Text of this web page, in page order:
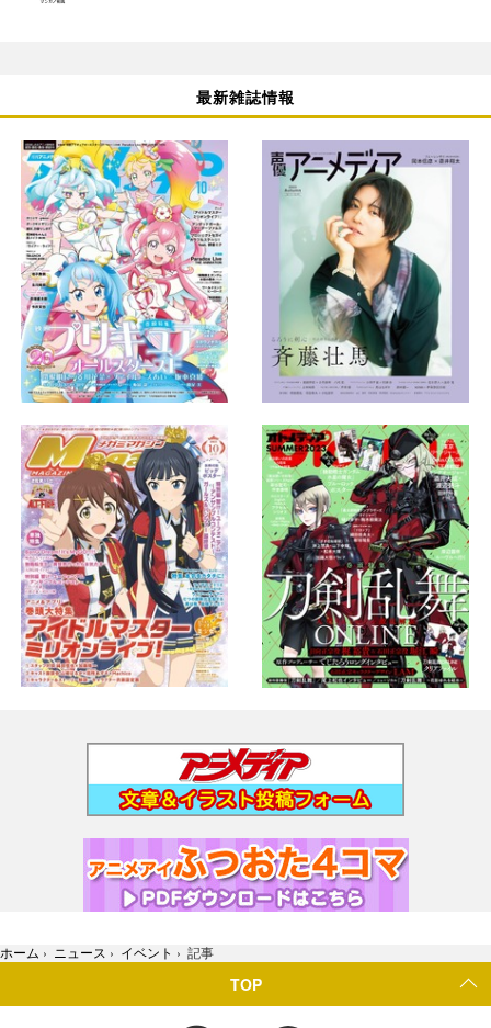
最新雑誌情報
ホーム › ニュース › イベント › 記事
TOP